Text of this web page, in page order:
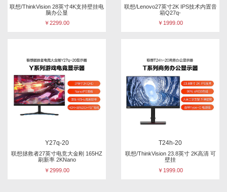
联想/ThinkVision 28英寸4K支持壁挂电
脑办公显
￥2299.00
联想/Lenovo27英寸2K IPS技术内置音
箱Q27q-
￥1999.00
Y27q-20
联想拯救者27英寸电竞大金刚 165HZ
刷新率 2KNano
￥2999.00
T24h-20
联想/ThinkVision 23.8英寸 2K高清 可
壁挂
￥1999.00